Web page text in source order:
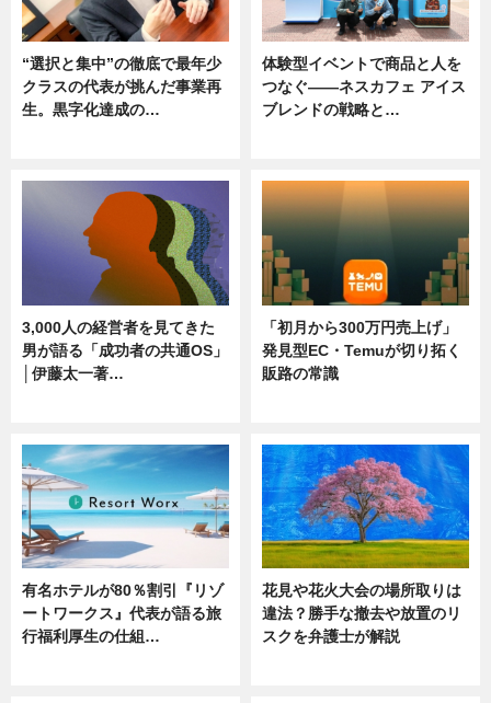
“選択と集中”の徹底で最年少
クラスの代表が挑んだ事業再
生。黒字化達成の…
体験型イベントで商品と人を
つなぐ――ネスカフェ アイス
ブレンドの戦略と…
3,000人の経営者を見てきた
男が語る「成功者の共通OS」
│伊藤太一著…
「初月から300万円売上げ」
発見型EC・Temuが切り拓く
販路の常識
有名ホテルが80％割引『リゾ
ートワークス』代表が語る旅
行福利厚生の仕組…
花見や花火大会の場所取りは
違法？勝手な撤去や放置のリ
スクを弁護士が解説